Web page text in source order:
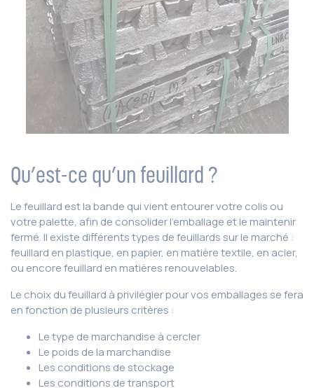
Qu’est-ce qu’un feuillard ?
Le feuillard est la bande qui vient entourer votre colis ou
votre palette, afin de consolider l’emballage et le maintenir
fermé. Il existe différents types de feuillards sur le marché :
feuillard en plastique, en papier, en matière textile, en acier,
ou encore feuillard en matières renouvelables.
Le choix du feuillard à privilégier pour vos emballages se fera
en fonction de plusieurs critères :
Le type de marchandise à cercler
Le poids de la marchandise
Les conditions de stockage
Les conditions de transport